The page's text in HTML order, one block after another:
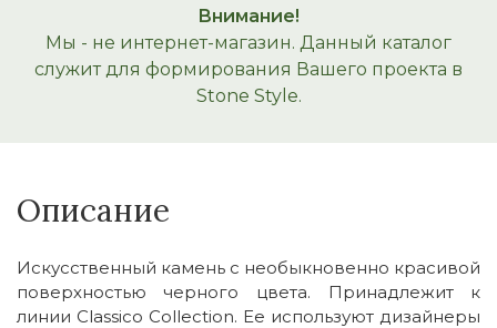
Внимание!
Мы - не интернет-магазин. Данный каталог
служит для формирования Вашего проекта в
Stone Style.
Описание
Искусственный камень с необыкновенно красивой
поверхностью черного цвета. Принадлежит к
линии Classico Collection. Ее используют дизайнеры